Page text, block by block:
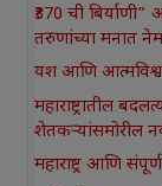
₹370 ची
तरुणांच्या मनात
यश आणि
महाराष्ट्रातील
शेतकऱ्यांसमोरील
महाराष्ट्र आणि